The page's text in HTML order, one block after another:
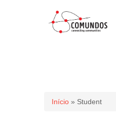
Você está
Início » Student